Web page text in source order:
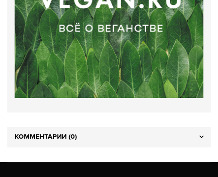
КОММЕНТАРИИ (0)